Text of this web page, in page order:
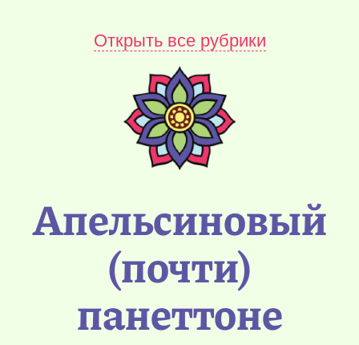
Открыть все рубрики
Апельсиновый
(почти)
панеттоне